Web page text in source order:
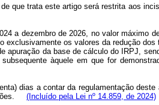
que trata este artigo será restrita aos
a dezembro de 2026, no valor máximo
os valores da redução
da base de cálculo do IRPJ,
àquele em que for
dias a contar da regulamentação
(Incluído pela Lei nº 14.859, de 2024)